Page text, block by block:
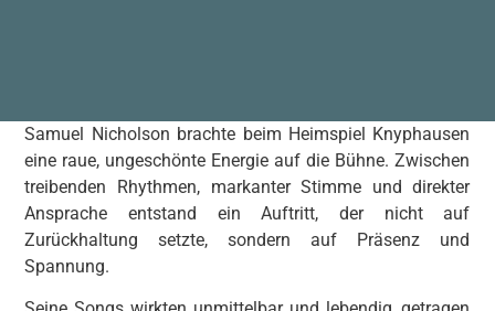
Samuel Nicholson brachte beim Heimspiel Knyphausen
eine raue, ungeschönte Energie auf die Bühne. Zwischen
treibenden Rhythmen, markanter Stimme und direkter
Ansprache entstand ein Auftritt, der nicht auf
Zurückhaltung setzte, sondern auf Präsenz und
Spannung.